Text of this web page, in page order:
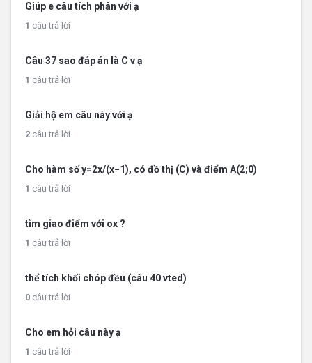
Giúp e câu tích phân với ạ
1 câu trả lời
Câu 37 sao đáp án là C v ạ
1 câu trả lời
Giải hộ em câu này với ạ
2 câu trả lời
Cho hàm số y=2x/(x−1), có đồ thị (C) và điểm A(2;0)
1 câu trả lời
tìm giao điểm với ox ?
1 câu trả lời
thể tích khối chóp đều (câu 40 vted)
0 câu trả lời
Cho em hỏi câu này ạ
1 câu trả lời